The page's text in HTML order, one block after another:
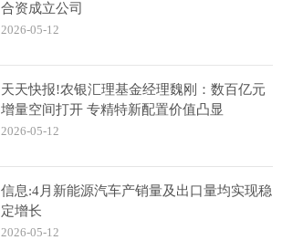
合资成立公司
2026-05-12
天天快报!农银汇理基金经理魏刚：数百亿元
增量空间打开 专精特新配置价值凸显
2026-05-12
信息:4月新能源汽车产销量及出口量均实现稳
定增长
2026-05-12